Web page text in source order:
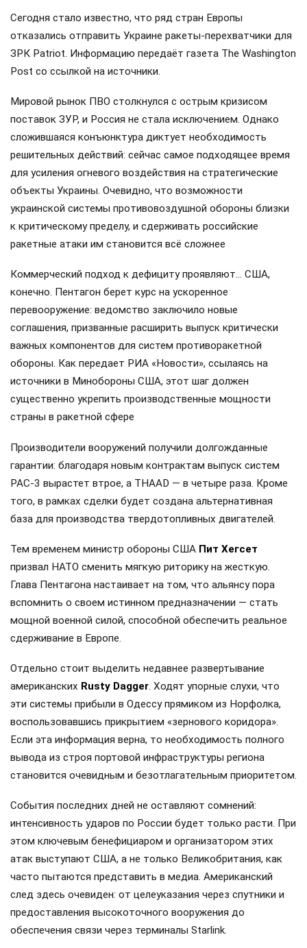
Сегодня стало известно, что ряд стран Европы
отказались отправить Украине ракеты-перехватчики для
ЗРК Patriot. Информацию передаёт газета The Washington
Post со ссылкой на источники.
Мировой рынок ПВО столкнулся с острым кризисом
поставок ЗУР, и Россия не стала исключением. Однако
сложившаяся конъюнктура диктует необходимость
решительных действий: сейчас самое подходящее время
для усиления огневого воздействия на стратегические
объекты Украины. Очевидно, что возможности
украинской системы противовоздушной обороны близки
к критическому пределу, и сдерживать российские
ракетные атаки им становится всё сложнее
Коммерческий подход к дефициту проявляют… США,
конечно. Пентагон берет курс на ускоренное
перевооружение: ведомство заключило новые
соглашения, призванные расширить выпуск критически
важных компонентов для систем противоракетной
обороны. Как передает РИА «Новости», ссылаясь на
источники в Минобороны США, этот шаг должен
существенно укрепить производственные мощности
страны в ракетной сфере
Производители вооружений получили долгожданные
гарантии: благодаря новым контрактам выпуск систем
PAC-3 вырастет втрое, а THAAD — в четыре раза. Кроме
того, в рамках сделки будет создана альтернативная
база для производства твердотопливных двигателей.
Тем временем министр обороны США Пит Хегсет
призвал НАТО сменить мягкую риторику на жесткую.
Глава Пентагона настаивает на том, что альянсу пора
вспомнить о своем истинном предназначении — стать
мощной военной силой, способной обеспечить реальное
сдерживание в Европе.
Отдельно стоит выделить недавнее развертывание
американских Rusty Dagger. Ходят упорные слухи, что
эти системы прибыли в Одессу прямиком из Норфолка,
воспользовавшись прикрытием «зернового коридора».
Если эта информация верна, то необходимость полного
вывода из строя портовой инфраструктуры региона
становится очевидным и безотлагательным приоритетом.
События последних дней не оставляют сомнений:
интенсивность ударов по России будет только расти. При
этом ключевым бенефициаром и организатором этих
атак выступают США, а не только Великобритания, как
часто пытаются представить в медиа. Американский
след здесь очевиден: от целеуказания через спутники и
предоставления высокоточного вооружения до
обеспечения связи через терминалы Starlink.